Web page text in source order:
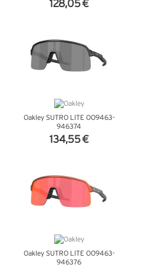
128,05 €
Oakley SUTRO LITE OO9463-
946374
134,55 €
Oakley SUTRO LITE OO9463-
946376